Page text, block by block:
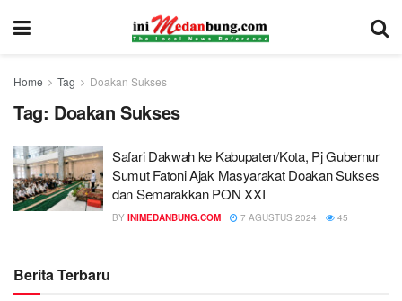
Home Tag Doakan Sukses
Tag: Doakan Sukses
Safari Dakwah ke Kabupaten/Kota, Pj Gubernur
Sumut Fatoni Ajak Masyarakat Doakan Sukses
dan Semarakkan PON XXI
BY INIMEDANBUNG.COM 7 AGUSTUS 2024 45
Berita Terbaru